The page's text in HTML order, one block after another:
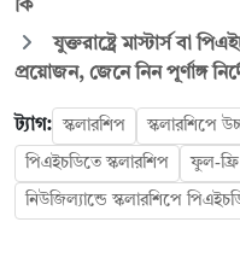
কি
যুক্তরাষ্ট্রে মাস্টার্স বা
প্রয়োজন, জেনে নিন পূর্ণাঙ্গ
ট্যাগ: স্কলারশিপ স্কলারশিপে
পিএইচডিতে স্কলারশিপ ফুল-ফ্রি
নিউজিল্যান্ডে স্কলারশিপে